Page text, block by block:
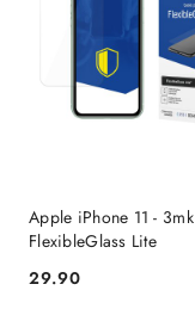
Apple iPhone 11 - 3mk
FlexibleGlass Lite
Cena:
29.90